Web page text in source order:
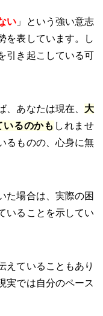
い 」という強い意志
を表しています。し
引き起こしている可
、あなたは現在、 大
るのかも しれませ
るものの、心身に無
た場合は、実際の困
いることを示してい
えていることもあり
実では自分のペース